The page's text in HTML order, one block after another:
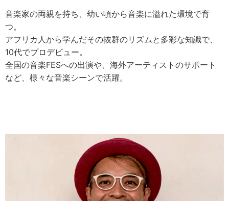
音楽家の両親を持ち、幼い頃から音楽に溢れた環境で育
つ。
アフリカ人から学んだその抜群のリズムと多彩な知識で、
10代でプロデビュー。
全国の音楽FESへの出演や、海外アーティストのサポート
など、様々な音楽シーンで活躍。